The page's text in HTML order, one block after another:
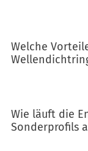
Welche
Wie läuft die
Sonderprofils